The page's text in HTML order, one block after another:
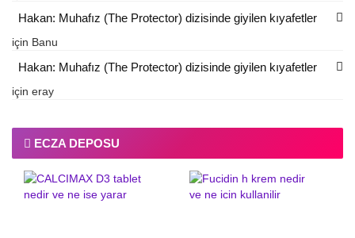
Hakan: Muhafız (The Protector) dizisinde giyilen kıyafetler
için Banu
Hakan: Muhafız (The Protector) dizisinde giyilen kıyafetler
için eray
ECZA DEPOSU